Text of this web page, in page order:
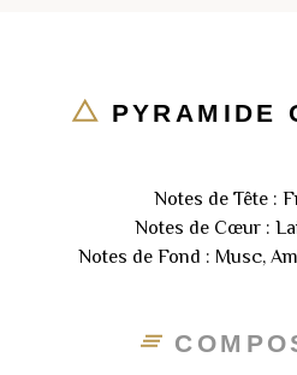
PYRAMIDE
Notes de Tête :
Notes de Cœur :
Notes de Fond : Musc,